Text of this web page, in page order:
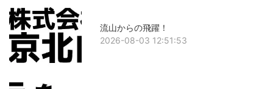
流山からの飛躍！
2026-08-03 12:51:53